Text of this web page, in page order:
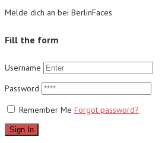
Melde dich an bei BerlinFaces
Fill the form
Username
Password
Remember Me Forgot password?
Sign In